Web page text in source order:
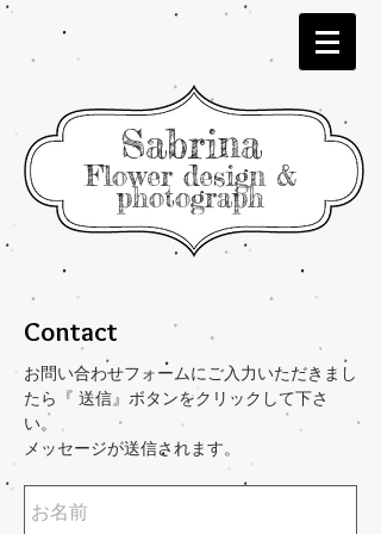
Sabrina
Flower design &
photograph
Contact
お問い合わせフォームにご入力いただきまし
たら『 送信』ボタンをクリックして下さ
い。
​メッセージが送信されます。